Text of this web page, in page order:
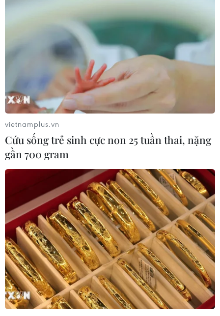
TIN CÙNG CHUYÊN MỤC
Trung Quốc công bố kế hoạch phát
triển ngành hàng không dân dụng
09/08/2026 05:12
Các khoản hoàn thuế tác động tích
vietnamplus.vn
Cứu sống trẻ sinh cực non 25 tuần thai, nặng
gần 700 gram